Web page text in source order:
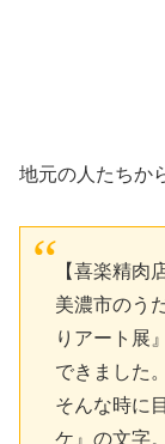
地元の人たちか
【喜楽精肉
美濃市のう
りアート展
できました
そんな時に
ケ』の文字